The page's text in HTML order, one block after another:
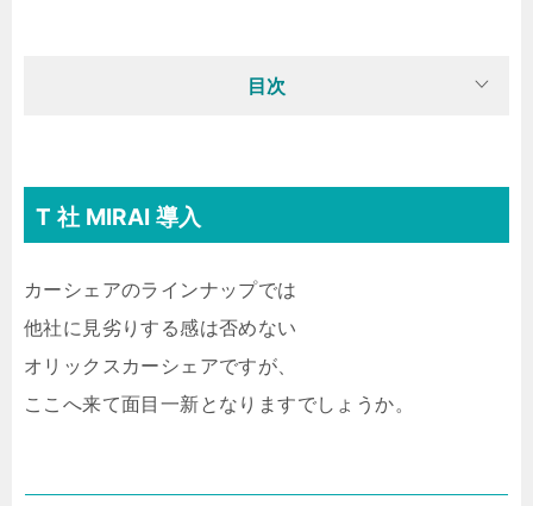
目次
T 社 MIRAI 導入
カーシェアのラインナップでは
他社に見劣りする感は否めない
オリックスカーシェアですが、
ここへ来て面目一新となりますでしょうか。